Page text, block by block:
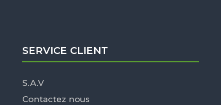
SERVICE CLIENT
S.A.V
Contactez nous